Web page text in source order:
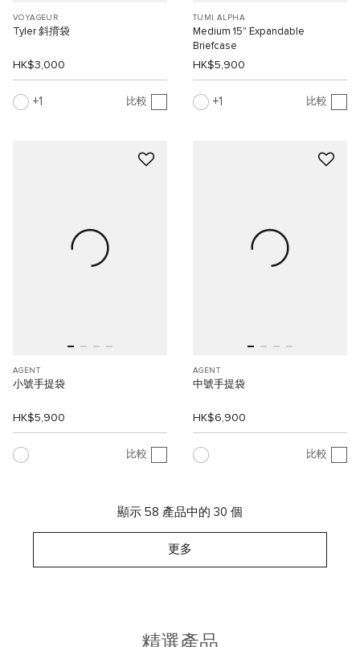
VOYAGEUR
Tyler 斜揹袋
HK$3,000
1 比較
TUMI ALPHA
Medium 15" Expandable
Briefcase
HK$5,900
1 比較
AGENT
小號手提袋
HK$5,900
比較
AGENT
中號手提袋
HK$6,900
比較
顯示 58 產品中的 30 個
更多